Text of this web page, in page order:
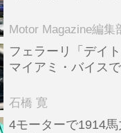
Motor Magazine編集
フェラーリ「デイ
マイアミ・バイス
石橋 寛
4モーターで1914